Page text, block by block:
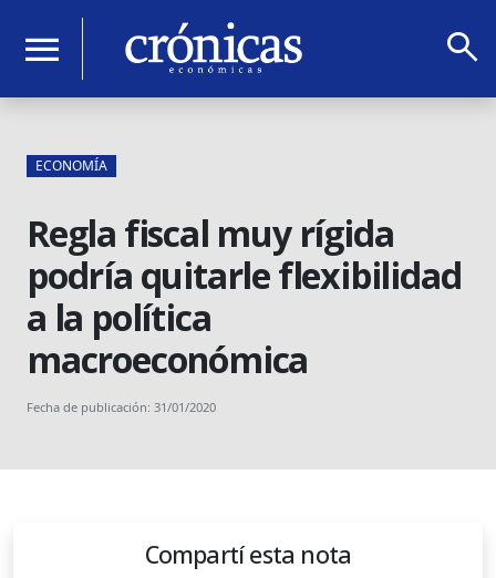
menu search
ECONOMÍA
Regla fiscal muy rígida
podría quitarle flexibilidad
a la política
macroeconómica
Fecha de publicación: 31/01/2020
Compartí esta nota